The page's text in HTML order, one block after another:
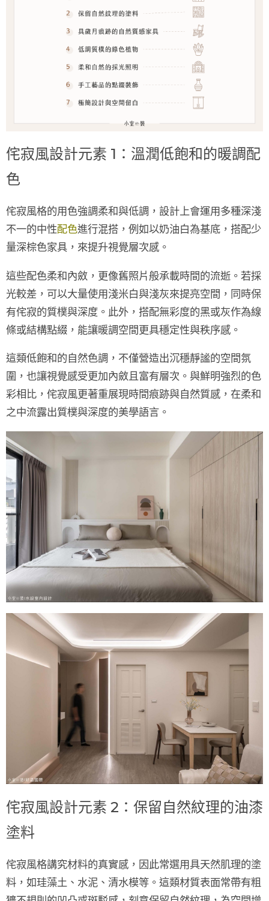
侘寂風設計元素 1：溫潤低飽和的暖調配
色
侘寂風格的用色強調柔和與低調，設計上會運用多種深淺
不一的中性配色進行混搭，例如以奶油白為基底，搭配少
量深棕色家具，來提升視覺層次感。
這些配色柔和內斂，更像舊照片般承載時間的流逝。若採
光較差，可以大量使用淺米白與淺灰來提亮空間，同時保
有侘寂的質樸與深度。此外，搭配無彩度的黑或灰作為線
條或結構點綴，能讓暖調空間更具穩定性與秩序感。
這類低飽和的自然色調，不僅營造出沉穩靜謐的空間氛
圍，也讓視覺感受更加內斂且富有層次。與鮮明強烈的色
彩相比，侘寂風更著重展現時間痕跡與自然質感 ，在柔和
之中流露出質樸與深度的美學語言。
侘寂風設計元素 2：保留自然紋理的油漆
塗料
侘寂風格講究材料的真實感，因此常選用具天然肌理的塗
料 ，如珪藻土、水泥、清水模等。這類材質表面常帶有粗